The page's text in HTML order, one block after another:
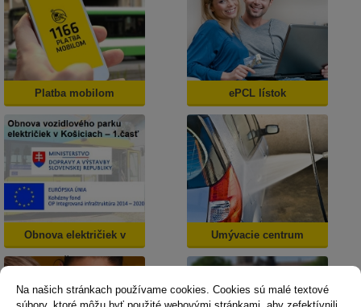
Na našich stránkach používame cookies. Cookies sú malé textové
Platba mobilom ePCL lístok
Obnova električiek v
Košiciach
Umývacie centrum